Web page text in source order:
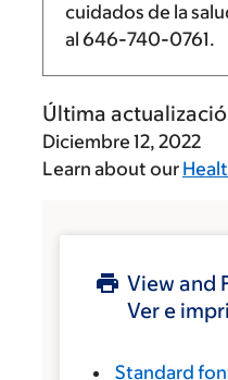
cuidados de la
al 646-740-0761.
Última
Diciembre 12, 2022
Learn about our
View and
Ver e
Standard